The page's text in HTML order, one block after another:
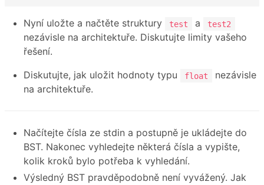
Nyní uložte a načtěte struktury test a test2
nezávisle na architektuře. Diskutujte limity vašeho
řešení.
Diskutujte, jak uložit hodnoty typu
float
nezávisle
na architektuře.
Načítejte čísla ze stdin a postupně je ukládejte do
BST. Nakonec vyhledejte některá čísla a vypište,
kolik kroků bylo potřeba k vyhledání.
Výsledný BST pravděpodobně není vyvážený. Jak